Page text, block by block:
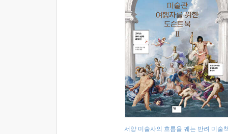
서양 미술사의 흐름을 꿰는 반려 미술